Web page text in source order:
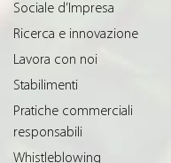
Sociale d’Impresa
Ricerca e innovazione
Lavora con noi
Stabilimenti
Pratiche commerciali
responsabili
Whistleblowing